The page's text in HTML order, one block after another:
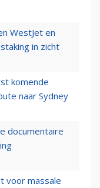
WestJet en
in zicht
komende
naar Sydney
documentaire
voor massale